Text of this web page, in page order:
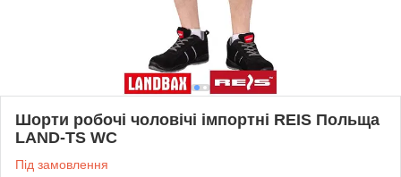
Шорти робочі чоловічі імпортні REIS Польща
LAND-TS WC
Під замовлення